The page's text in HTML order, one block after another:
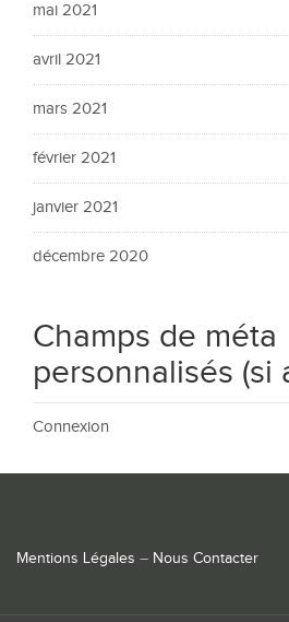
mai 2021
avril 2021
mars 2021
février 2021
janvier 2021
décembre 2020
Champs de méta
personnalisés (si
Connexion
Mentions Légales – Nous Contacter